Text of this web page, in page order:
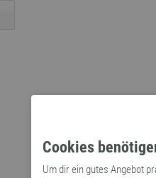
Cookies
Um dir ein gutes Angebot